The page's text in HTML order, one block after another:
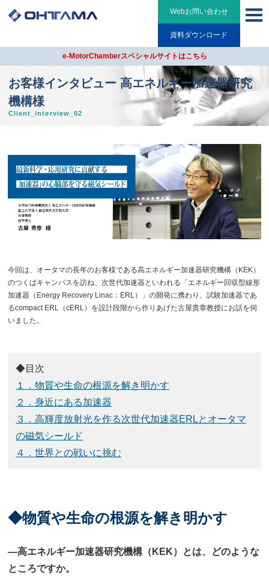
Webお問い合わせ
資料ダウンロード
e-MotorChamberスペシャルサイトはこちら
お客様インタビュー 高エネルギー加速器研究
機構様
Client_interview_02
今回は、オータマの長年のお客様である高エネルギー加速器研究機構（KEK）
のつくばキャンパスを訪ね、次世代加速器といわれる「エネルギー回収型線形
加速器（Energy Recovery Linac：ERL）」の開発に携わり、試験加速器であ
るcompact ERL（cERL）を設計段階から作りあげた古屋貴章教授にお話を伺
いました。
◆目次
１．物質や生命の根源を解き明かす
２．身近にある加速器
３．高輝度放射光を作る次世代加速器ERLとオータマ
の磁気シールド
４．世界との戦いに挑む
◆物質や生命の根源を解き明かす
―高エネルギー加速器研究機構（KEK）とは、どのような
ところですか。